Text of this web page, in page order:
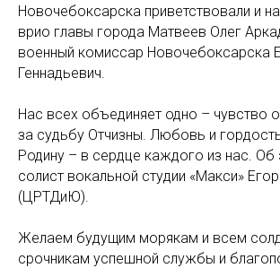
Новочебоксарска приветствовали и
врио главы города Матвеев Олег
военный комиссар Новочебоксарска
Геннадьевич.
Нас всех объединяет одно – чувство
за судьбу Отчизны. Любовь и
Родину – в сердце каждого из нас. Об
солист вокальной студии «Макси»
(ЦРТДиЮ).
Желаем будущим морякам и всем
срочникам успешной службы и